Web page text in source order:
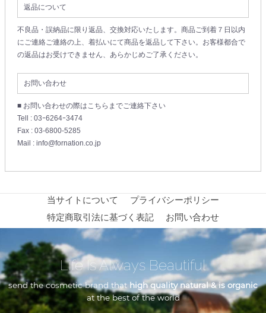
返品について
不良品・誤納品に限り返品、交換対応いたします。商品ご到着７日以内
にご連絡ご連絡の上、着払いにて商品を返品して下さい。お客様都合で
の返品はお受けできません、あらかじめご了承ください。
お問い合わせ
■ お問い合わせの際はこちらまでご連絡下さい
Tell : 03ｰ6264ｰ3474
Fax : 03-6800-5285
Mail : info@fornation.co.jp
当サイトについて
プライバシーポリシー
特定商取引法に基づく表記
お問い合わせ
Life Is Always Beautiful
send the cosmetic brand thathigh quality natural & is organic
at the best of the world